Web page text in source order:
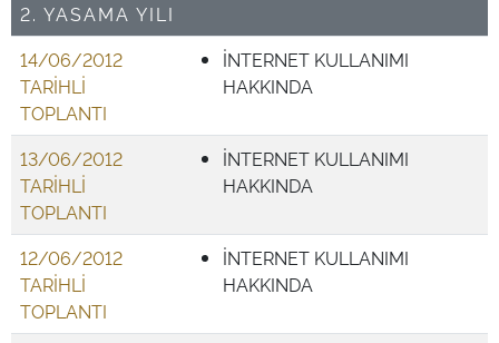
2. YASAMA YILI
14/06/2012
TARİHLİ
TOPLANTI
İNTERNET KULLANIMI
HAKKINDA
13/06/2012
TARİHLİ
TOPLANTI
İNTERNET KULLANIMI
HAKKINDA
12/06/2012
TARİHLİ
TOPLANTI
İNTERNET KULLANIMI
HAKKINDA